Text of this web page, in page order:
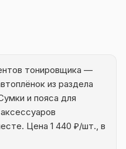
тонировщика —
из раздела
и пояса для
Цена 1 440 ₽/шт., в